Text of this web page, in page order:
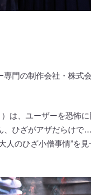
門の制作会社・株式
は、ユーザーを恐怖
、ひざがアザだらけで
のひざ小僧事情”を